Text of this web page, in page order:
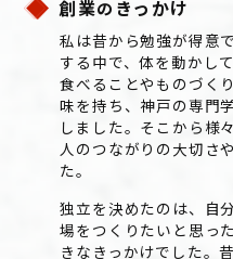
創業の きっかけ
私は昔から勉強が得意
する中で、体を動かし
食べることやものづく
味を持ち、神戸の専門
しました。そこから様
人のつながりの大切さ
た。
独立を決めたのは、自
場をつくりたいと思っ
きなきっかけでした。